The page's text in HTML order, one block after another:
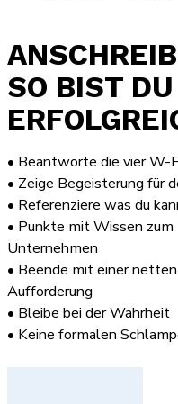
SO BIST DU
• Beantworte die vier W-
• Zeige Begeisterung für
• Referenziere was du
• Punkte mit Wissen zum
Unternehmen
• Beende mit einer netten
Aufforderung
• Bleibe bei der Wahrheit
• Keine formalen